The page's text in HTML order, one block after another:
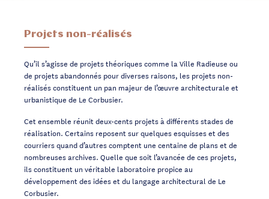
Projets non-réalisés
Qu’il s’agisse de projets théoriques comme la Ville Radieuse ou
de projets abandonnés pour diverses raisons, les projets non-
réalisés constituent un pan majeur de l’œuvre architecturale et
urbanistique de Le Corbusier.
Cet ensemble réunit deux-cents projets à différents stades de
réalisation. Certains reposent sur quelques esquisses et des
courriers quand d’autres comptent une centaine de plans et de
nombreuses archives. Quelle que soit l’avancée de ces projets,
ils constituent un véritable laboratoire propice au
développement des idées et du langage architectural de Le
Corbusier.